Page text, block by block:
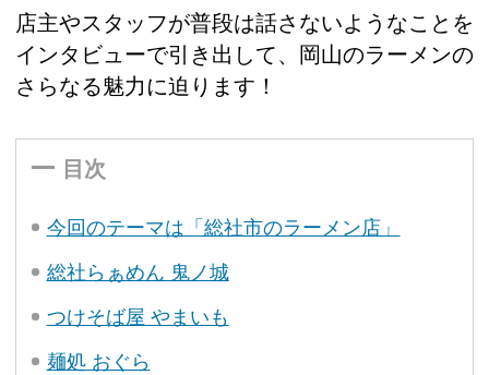
店主やスタッフが普段は話さないようなことを
インタビューで引き出して、岡山のラーメンの
さらなる魅力に迫ります！
目次
今回のテーマは「総社市のラーメン店」
総社らぁめん 鬼ノ城
つけそば屋 やまいも
麺処 おぐら